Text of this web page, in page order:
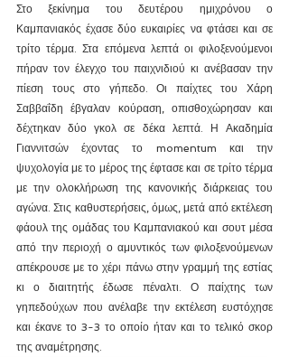
Στο ξεκίνημα του δευτέρου ημιχρόνου ο
Καμπανιακός έχασε δύο ευκαιρίες να φτάσει και σε
τρίτο τέρμα. Στα επόμενα λεπτά οι φιλοξενούμενοι
πήραν τον έλεγχο του παιχνιδιού κι ανέβασαν την
πίεση τους στο γήπεδο. Οι παίχτες του Χάρη
Σαββαΐδη έβγαλαν κούραση, οπισθοχώρησαν και
δέχτηκαν δύο γκολ σε δέκα λεπτά. Η Ακαδημία
Γιαννιτσών έχοντας το momentum και την
ψυχολογία με το μέρος της έφτασε και σε τρίτο τέρμα
με την ολοκλήρωση της κανονικής διάρκειας του
αγώνα. Στις καθυστερήσεις, όμως, μετά από εκτέλεση
φάουλ της ομάδας του Καμπανιακού και σουτ μέσα
από την περιοχή ο αμυντικός των φιλοξενούμενων
απέκρουσε με το χέρι πάνω στην γραμμή της εστίας
κι ο διαιτητής έδωσε πέναλτι. Ο παίχτης των
γηπεδούχων που ανέλαβε την εκτέλεση ευστόχησε
και έκανε το 3-3 το οποίο ήταν και το τελικό σκορ
της αναμέτρησης.